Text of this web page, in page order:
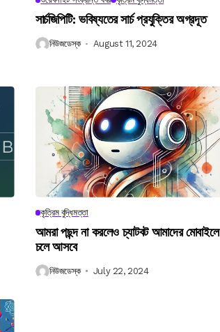
সার্চজিপিটি: ভবিষ্যতের সার্চ প্রযুক্তির অগ্রদূত
নিউজডেস্ক August 11, 2024
কৃত্রিম বুদ্ধিমত্তা
আমরা পছন্দ না করলেও চ্যাটবট আমাদের মোবাইলে
চলে আসবে
নিউজডেস্ক July 22, 2024